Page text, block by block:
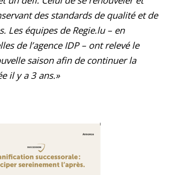
des standards de qualité et de
Les équipes de Regie.lu – en
de l’agence IDP – ont relevé le
saison afin de continuer la
il y a 3 ans.»